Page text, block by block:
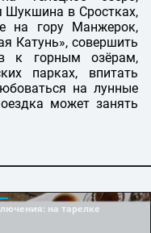
Шукшина в Сростках,
на гору Манжерок,
Катунь», совершить
к горным озёрам,
парках, впитать
на лунные
может занять
: на тарелке